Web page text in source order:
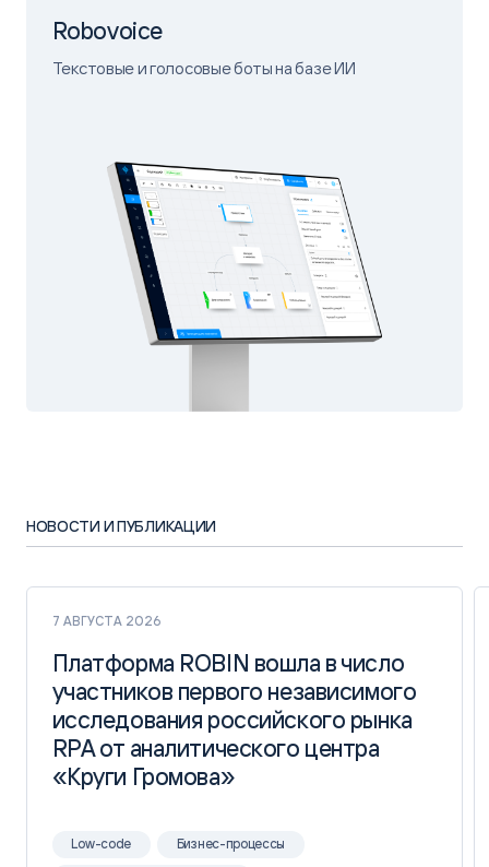
Robovoice
Текстовые и голосовые боты на базе ИИ
НОВОСТИ И ПУБЛИКАЦИИ
7 АВГУСТА 2026
Платформа ROBIN вошла в число
участников первого независимого
исследования российского рынка
RPA от аналитического центра
«Круги Громова»
Платформа ROBIN вошла в число
участников первого независимого
исследования российского рынка
RPA от аналитического центра
«Круги Громова»
Low-code Бизнес-процессы